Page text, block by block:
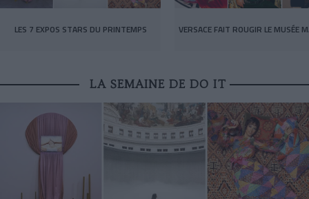
LES 7 EXPOS STARS DU PRINTEMPS VERSACE FAIT ROUGIR LE MUSÉE
LA SEMAINE DE DO IT